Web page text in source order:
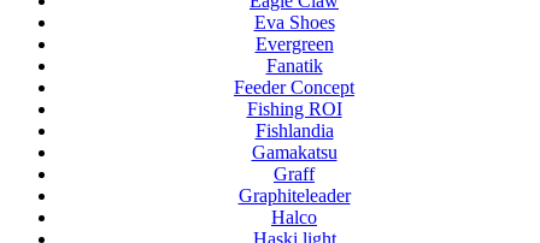
Eva Shoes
Evergreen
Fanatik
Feeder Concept
Fishing ROI
Fishlandia
Gamakatsu
Graff
Graphiteleader
Halco